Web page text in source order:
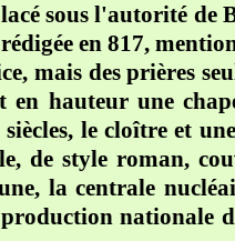
sous l'autorité
en 817,
mais des prières
hauteur une
le cloître et
de style roman,
la centrale
nationale